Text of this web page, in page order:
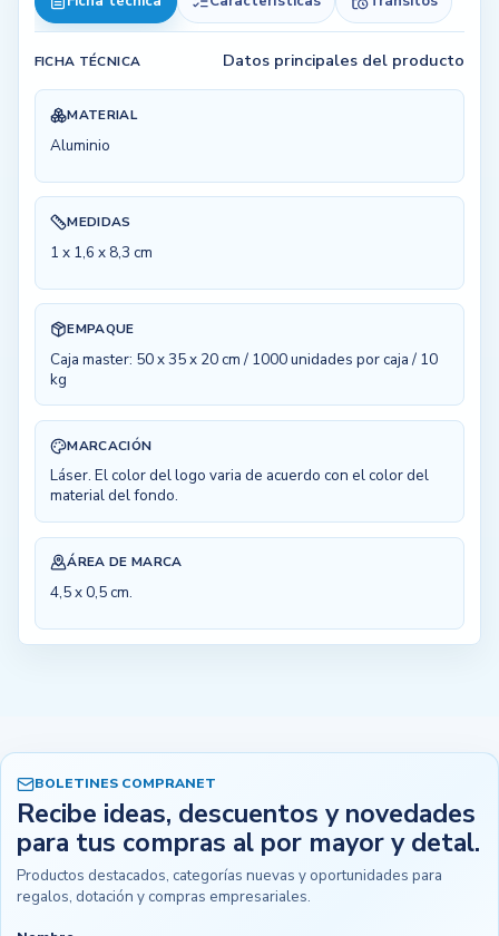
FICHA TÉCNICA Datos principales del producto
MATERIAL
Aluminio
MEDIDAS
1 x 1,6 x 8,3 cm
EMPAQUE
Caja master: 50 x 35 x 20 cm / 1000 unidades por caja / 10
kg
MARCACIÓN
Láser. El color del logo varia de acuerdo con el color del
material del fondo.
ÁREA DE MARCA
4,5 x 0,5 cm.
BOLETINES COMPRANET
Recibe ideas, descuentos y novedades
para tus compras al por mayor y detal.
Productos destacados, categorías nuevas y oportunidades para
regalos, dotación y compras empresariales.